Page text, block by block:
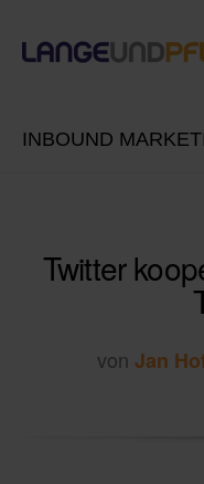
INBOUND
Twitter
von Jan